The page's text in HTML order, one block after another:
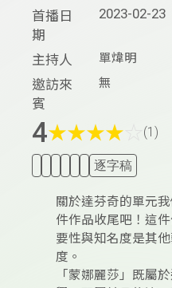
首播日
期
2023-02-23
主持人 單煒明
邀訪來
賓
無
4★★★★ (1)
逐字稿
關於達芬奇的單元
件作品收尾吧！這
要性與知名度是其
度。
「蒙娜麗莎」既屬